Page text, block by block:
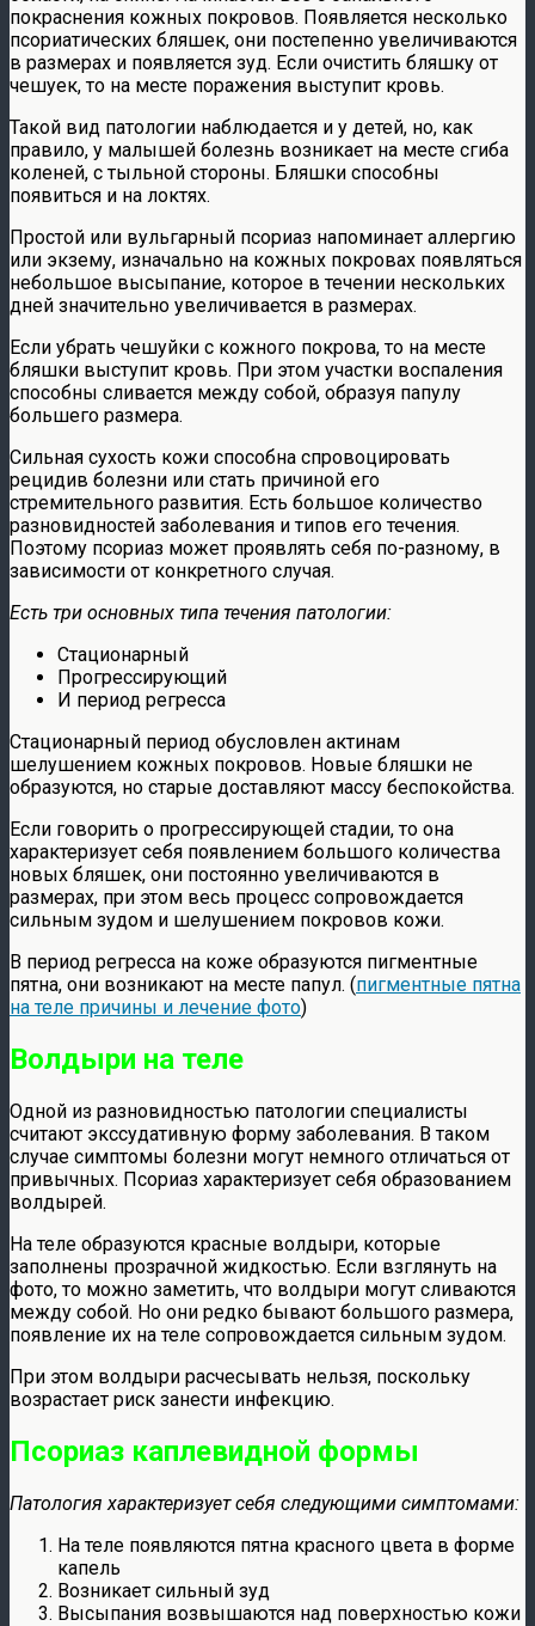
покраснения кожных покровов. Появляется несколько
псориатических бляшек, они постепенно увеличиваются
в размерах и появляется зуд. Если очистить бляшку от
чешуек, то на месте поражения выступит кровь.
Такой вид патологии наблюдается и у детей, но, как
правило, у малышей болезнь возникает на месте сгиба
коленей, с тыльной стороны. Бляшки способны
появиться и на локтях.
Простой или вульгарный псориаз напоминает аллергию
или экзему, изначально на кожных покровах появляться
небольшое высыпание, которое в течении нескольких
дней значительно увеличивается в размерах.
Если убрать чешуйки с кожного покрова, то на месте
бляшки выступит кровь. При этом участки воспаления
способны сливается между собой, образуя папулу
большего размера.
Сильная сухость кожи способна спровоцировать
рецидив болезни или стать причиной его
стремительного развития. Есть большое количество
разновидностей заболевания и типов его течения.
Поэтому псориаз может проявлять себя по-разному, в
зависимости от конкретного случая.
Есть три основных типа течения патологии:
Стационарный
Прогрессирующий
И период регресса
Стационарный период обусловлен актинам
шелушением кожных покровов. Новые бляшки не
образуются, но старые доставляют массу беспокойства.
Если говорить о прогрессирующей стадии, то она
характеризует себя появлением большого количества
новых бляшек, они постоянно увеличиваются в
размерах, при этом весь процесс сопровождается
сильным зудом и шелушением покровов кожи.
В период регресса на коже образуются пигментные
пятна, они возникают на месте папул. (пигментные пятна
на теле причины и лечение фото)
Волдыри на теле
Одной из разновидностью патологии специалисты
считают экссудативную форму заболевания. В таком
случае симптомы болезни могут немного отличаться от
привычных. Псориаз характеризует себя образованием
волдырей.
На теле образуются красные волдыри, которые
заполнены прозрачной жидкостью. Если взглянуть на
фото, то можно заметить, что волдыри могут сливаются
между собой. Но они редко бывают большого размера,
появление их на теле сопровождается сильным зудом.
При этом волдыри расчесывать нельзя, поскольку
возрастает риск занести инфекцию.
Псориаз каплевидной формы
Патология характеризует себя следующими симптомами:
На теле появляются пятна красного цвета в форме
капель
Возникает сильный зуд
Высыпания возвышаются над поверхностью кожи